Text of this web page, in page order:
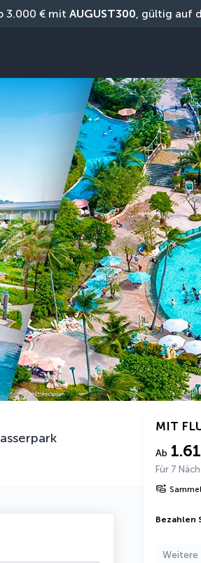
3.000 € mit AUGUST300, gültig auf
MIT
Ab
Für 7
Bezahlen